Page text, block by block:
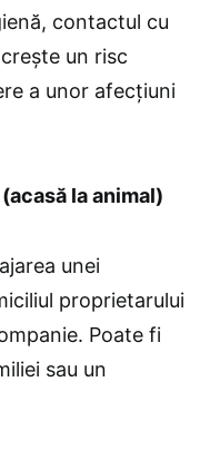
contactul cu
un risc
a unor afecțiuni
la animal)
unei
proprietarului
Poate fi
sau un